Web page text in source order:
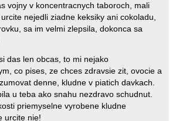
vojny v koncentracnych taboroch, mali
nejedli ziadne keksiky ani cokoladu,
sa im velmi zlepsila, dokonca sa
das len obcas, to mi nejako
co pises, ze chces zdravsie zit, ovocie a
denne, kludne v piatich davkach.
u teba ako snahu nezdravo schudnut.
priemyselne vyrobene kludne
urcite nie!